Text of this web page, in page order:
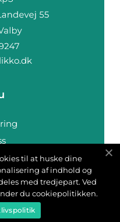
oss
til at huske dine
af indhold og
med tredjepart. Ved
du cookiepolitikken.